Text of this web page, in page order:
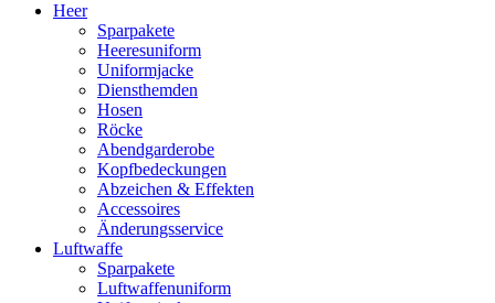
Heer
Sparpakete
Heeresuniform
Uniformjacke
Diensthemden
Hosen
Röcke
Abendgarderobe
Kopfbedeckungen
Abzeichen & Effekten
Accessoires
Änderungsservice
Luftwaffe
Sparpakete
Luftwaffenuniform